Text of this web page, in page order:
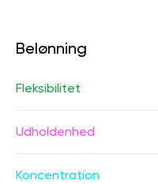
Belønning
Fleksibilitet
Udholdenhed
Koncentration